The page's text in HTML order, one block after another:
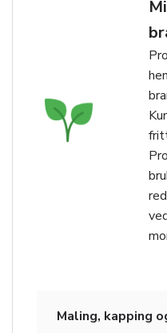
Maling, kapping